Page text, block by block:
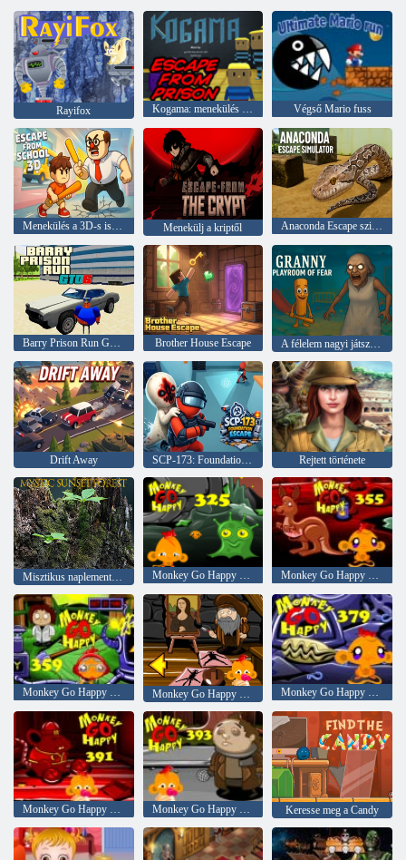
Rayifox Kogama: menekülés a börtönből Végső Mario fuss
Menekülés a 3D-s iskolából Menekülj a kriptől Anaconda Escape szimulátor
Barry Prison Run GTO 6 Brother House Escape A félelem nagyi játszószobája
Drift Away SCP-173: Foundation Escape Rejtett története
Monkey Go Happy Stage 325 Monkey Go Happy Stage 355
Monkey Go Happy Stage 359 Monkey Go Happy Stage 379
Monkey Go Happy Stage 391 Monkey Go Happy Stage 393 Keresse meg a Candy